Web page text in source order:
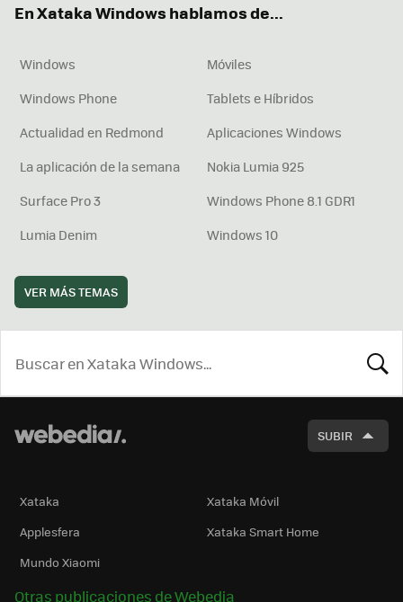
En Xataka Windows hablamos de...
Windows
Móviles
Windows Phone
Tablets e Híbridos
Actualidad en Redmond
Aplicaciones Windows
La aplicación de la semana
Nokia Lumia 925
Surface Pro 3
Windows Phone 8.1 GDR1
Lumia Denim
Windows 10
VER MÁS TEMAS
SUBIR
Xataka
Xataka Móvil
Applesfera
Xataka Smart Home
Mundo Xiaomi
Otras publicaciones de Webedia